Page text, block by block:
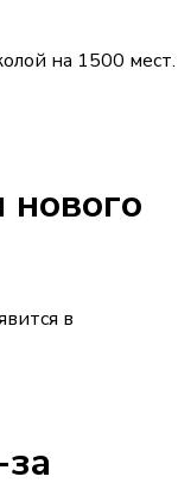
на 1500 мест.
в